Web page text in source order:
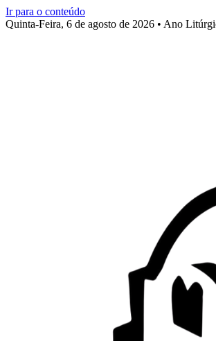
Ir para o conteúdo
Quinta-Feira, 6 de agosto de 2026 • Ano